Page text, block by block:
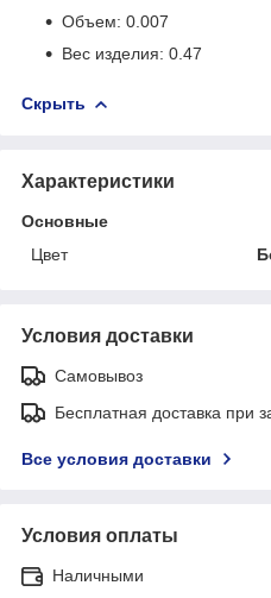
Объем: 0.007
Вес изделия: 0.47
Скрыть
Характеристики
Основные
Цвет
Условия доставки
Самовывоз
Бесплатная доставка при
Все условия доставки
Условия оплаты
Наличными